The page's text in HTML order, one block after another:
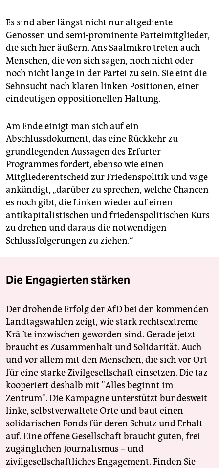
Es sind aber längst nicht nur altgediente
Genossen und semi-prominente Parteimitglieder,
die sich hier äußern. Ans Saalmikro treten auch
Menschen, die von sich sagen, noch nicht oder
noch nicht lange in der Partei zu sein. Sie eint die
Sehnsucht nach klaren linken Positionen, einer
eindeutigen oppositionellen Haltung.
Am Ende einigt man sich auf ein
Abschlussdokument, das eine Rückkehr zu
grundlegenden Aussagen des Erfurter
Programmes fordert, ebenso wie einen
Mitgliederentscheid zur Friedenspolitik und vage
ankündigt, „darüber zu sprechen, welche Chancen
es noch gibt, die Linken wieder auf einen
antikapitalistischen und friedenspolitischen Kurs
zu drehen und daraus die notwendigen
Schlussfolgerungen zu ziehen.“
Die Engagierten stärken
Der drohende Erfolg der AfD bei den kommenden
Landtagswahlen zeigt, wie stark rechtsextreme
Kräfte inzwischen geworden sind. Gerade jetzt
braucht es Zusammenhalt und Solidarität. Auch
und vor allem mit den Menschen, die sich vor Ort
für eine starke Zivilgesellschaft einsetzen. Die taz
kooperiert deshalb mit "Alles beginnt im
Zentrum". Die Kampagne unterstützt bundesweit
linke, selbstverwaltete Orte und baut einen
solidarischen Fonds für deren Schutz und Erhalt
auf. Eine offene Gesellschaft braucht guten, frei
zugänglichen Journalismus – und
zivilgesellschaftliches Engagement. Finden Sie